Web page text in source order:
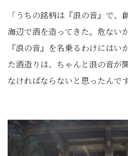
「うちの銘柄は『浪の音』で
海辺で酒を造ってきた。危ない
『浪の音』を名乗るわけにはい
た酒造りは、ちゃんと浪の音が
なければならないと思ったんです